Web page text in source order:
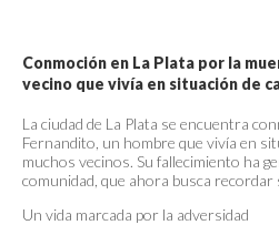
Conmoción en La Plata por la
vecino que vivía en situación de
La ciudad de La Plata se encuentra
Fernandito, un hombre que vivía en
muchos vecinos. Su fallecimiento ha
comunidad, que ahora busca recordar
Un vida marcada por la adversidad